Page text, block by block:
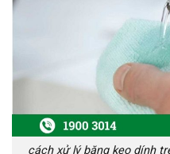
cách xử lý băng keo dính